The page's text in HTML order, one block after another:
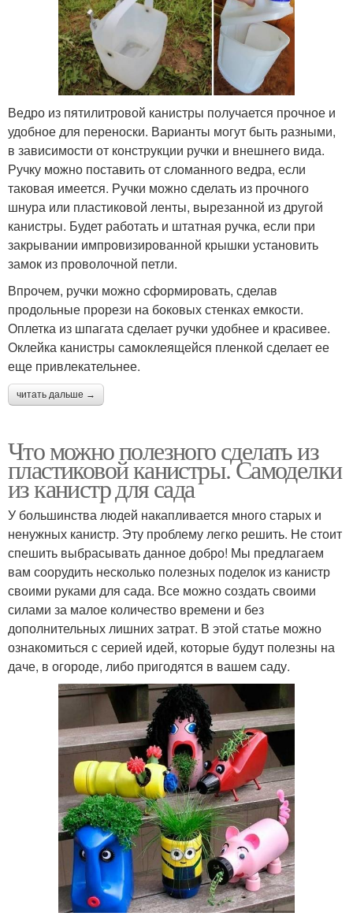
Ведро из пятилитровой канистры получается прочное и
удобное для переноски. Варианты могут быть разными,
в зависимости от конструкции ручки и внешнего вида.
Ручку можно поставить от сломанного ведра, если
таковая имеется. Ручки можно сделать из прочного
шнура или пластиковой ленты, вырезанной из другой
канистры. Будет работать и штатная ручка, если при
закрывании импровизированной крышки установить
замок из проволочной петли.
Впрочем, ручки можно сформировать, сделав
продольные прорези на боковых стенках емкости.
Оплетка из шпагата сделает ручки удобнее и красивее.
Оклейка канистры самоклеящейся пленкой сделает ее
еще привлекательнее.
читать дальше →
Что можно полезного сделать из
пластиковой канистры. Самоделки
из канистр для сада
У большинства людей накапливается много старых и
ненужных канистр. Эту проблему легко решить. Не стоит
спешить выбрасывать данное добро! Мы предлагаем
вам соорудить несколько полезных поделок из канистр
своими руками для сада. Все можно создать своими
силами за малое количество времени и без
дополнительных лишних затрат. В этой статье можно
ознакомиться с серией идей, которые будут полезны на
даче, в огороде, либо пригодятся в вашем саду.